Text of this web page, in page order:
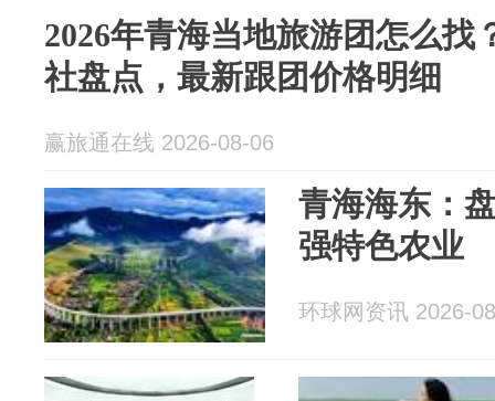
2026年青海当地旅游团怎么找
社盘点，最新跟团价格明细
赢旅通在线 2026-08-06
青海海东：
强特色农业
环球网资讯 2026-